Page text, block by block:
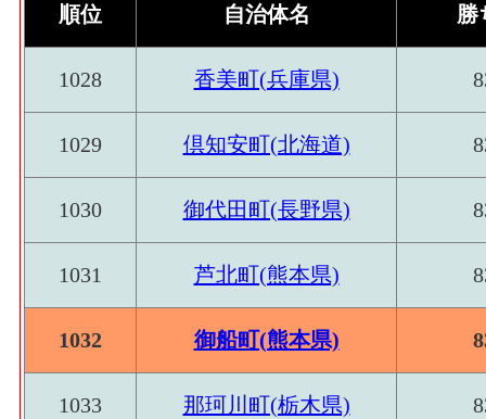
順位 自治体名 勝
1028 香美町(兵庫県)
1029 倶知安町(北海道)
1030 御代田町(長野県)
1031 芦北町(熊本県)
1032 御船町(熊本県)
1033 那珂川町(栃木県)